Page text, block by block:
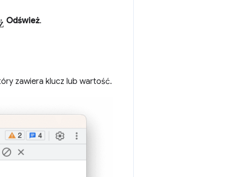
Odśwież.
zawiera klucz lub wartość.